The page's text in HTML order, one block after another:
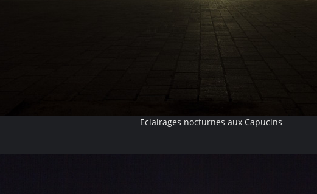
Eclairages nocturnes aux Capucins